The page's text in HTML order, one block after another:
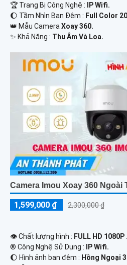
🏆 Trang Bị Công Nghệ :
IP Wifi.
🌔 Tầm Nhìn Ban Đêm : Full Color
👑 Mẫu Camera Xoay 360.
️✨ Khả Năng : Thu Âm Và Loa.
Camera Imou Xoay 360 Ngoài
1,599,000 ₫ 2,300,000 ₫
👁 Chất lượng hình : FULL HD 1080P .
®️ Công Nghệ Sử Dụng :
IP Wifi.
🌔 Hình ảnh ban đêm : Hồng Ngoại